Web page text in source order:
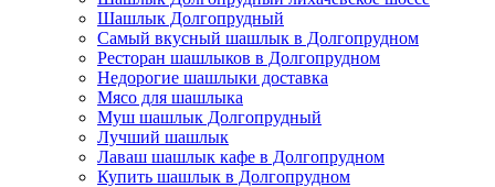
Шашлык Долгопрудный
Самый вкусный шашлык в Долгопрудном
Ресторан шашлыков в Долгопрудном
Недорогие шашлыки доставка
Мясо для шашлыка
Муш шашлык Долгопрудный
Лучший шашлык
Лаваш шашлык кафе в Долгопрудном
Купить шашлык в Долгопрудном